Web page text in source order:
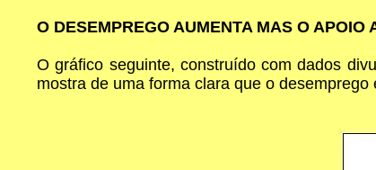
O DESEMPREGO AUMENTA MAS O
O gráfico seguinte, construído com dados
mostra de uma forma clara que o